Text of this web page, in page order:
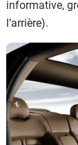
informative,
l’arrière).